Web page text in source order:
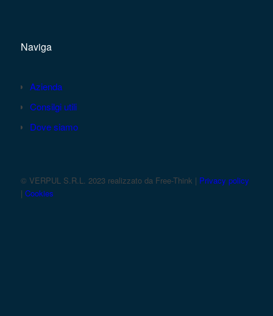
Naviga
Azienda
Consilgi utili
Dove siamo
© VERPUL S.R.L. 2023 realizzato da Free-Think | Privacy policy
| Cookies